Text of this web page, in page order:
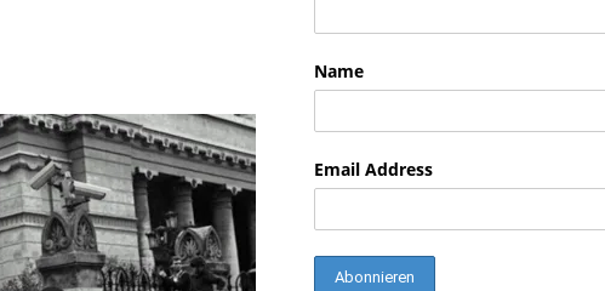
Name
Email Address